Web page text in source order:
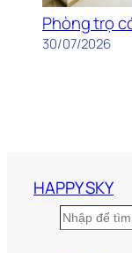
Phòng trọ
30/07/2026
HAPPY SKY
S
e